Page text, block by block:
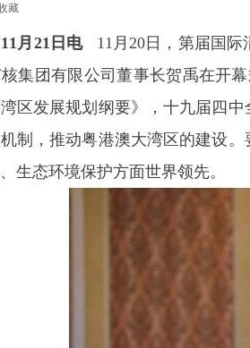
月21日电 11月20日，第届国
集团有限公司董事长贺禹在开
区发展规划纲要》，十九届四
制，推动粤港澳大湾区的建设
生态环境保护方面世界领先。
藏